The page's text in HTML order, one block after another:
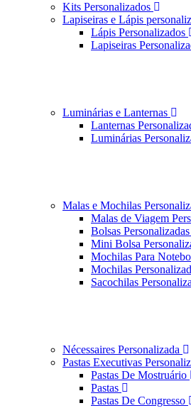
Kits Personalizados
Lapiseiras e Lápis
Lápis Personalizados
Lapiseiras
Luminárias e Lanternas
Lanternas
Luminárias
Malas e Mochilas
Malas de Viagem
Bolsas Personalizadas
Mini Bolsa
Mochilas Para
Mochilas
Sacochilas
Nécessaires Personalizada
Pastas Executivas
Pastas De Mostruário
Pastas
Pastas De Congresso